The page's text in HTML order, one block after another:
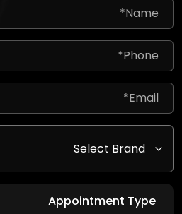
Appointment Type